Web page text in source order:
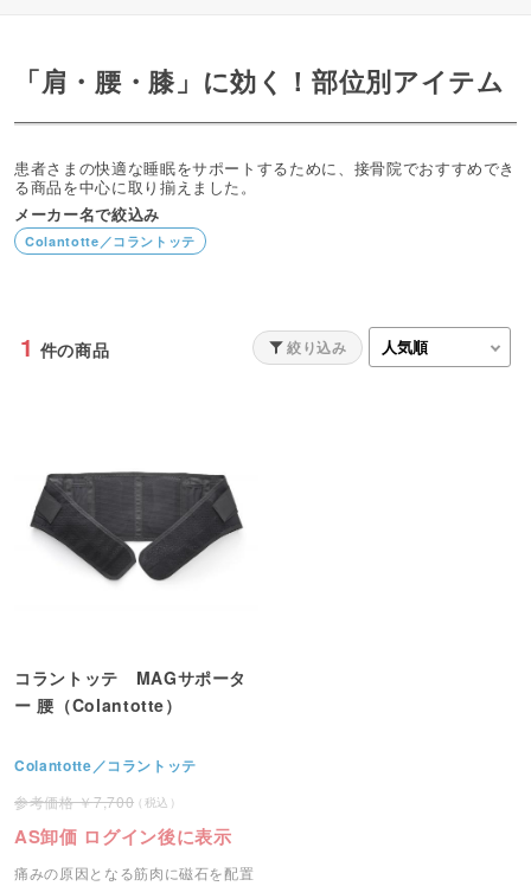
「肩・腰・膝」に効く！部位別アイテム
患者さまの快適な睡眠をサポートするために、接骨院でおすすめでき
る商品を中心に取り揃えました。
メーカー名で絞込み
Colantotte／コラントッテ
1 件の商品 絞り込み
コラントッテ MAGサポータ
ー 腰（Colantotte）
Colantotte／コラントッテ
7,700
AS卸価 ログイン後に表示
痛みの原因となる筋肉に磁石を配置